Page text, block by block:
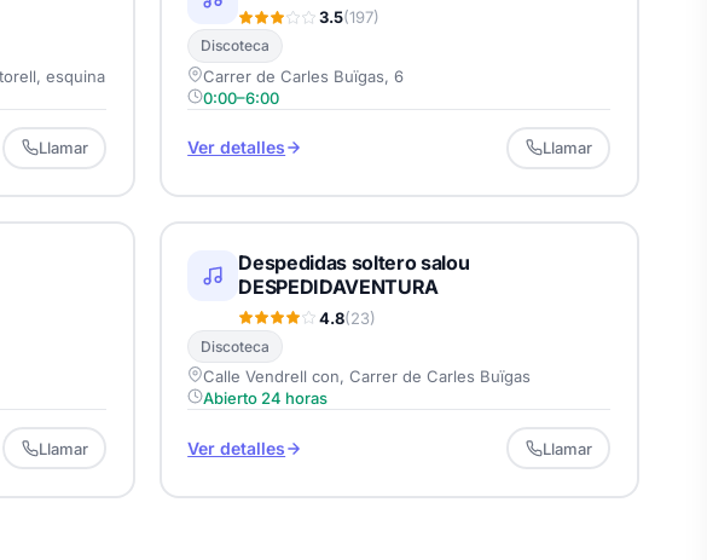
esquina
Llamar
3.5(197)
Discoteca
Carrer de Carles Buïgas, 6
0:00–6:00
Ver detalles Llamar
Llamar
Despedidas soltero salou
DESPEDIDAVENTURA
4.8(23)
Discoteca
Calle Vendrell con, Carrer de Carles Buïgas
Abierto 24 horas
Ver detalles Llamar